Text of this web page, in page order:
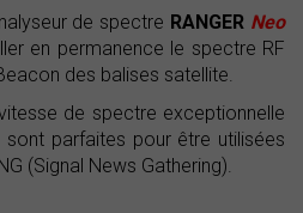
de spectre RANGER Neo
en permanence le spectre RF
des balises satellite.
de spectre exceptionnelle
parfaites pour être utilisées
(Signal News Gathering).